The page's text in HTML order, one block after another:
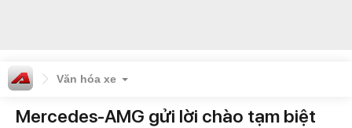
Văn hóa xe
Mercedes-AMG gửi lời chào tạm biệt